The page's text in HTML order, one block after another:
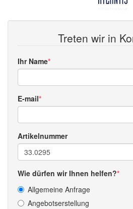
Treten wir in
Ihr Name
E-mail
Artikelnummer
Wie dürfen wir Ihnen helfen?
Allgemeine Anfrage
Angebotserstellung